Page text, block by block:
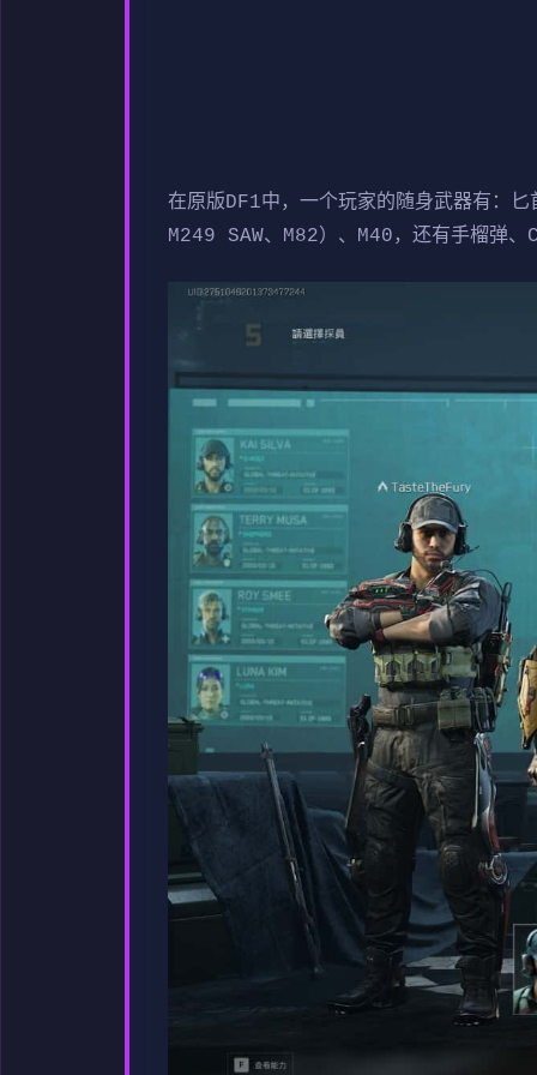
在原版DF1中，一个玩家的随身武器有：
M249 SAW、M82）、M40，还有手榴弹